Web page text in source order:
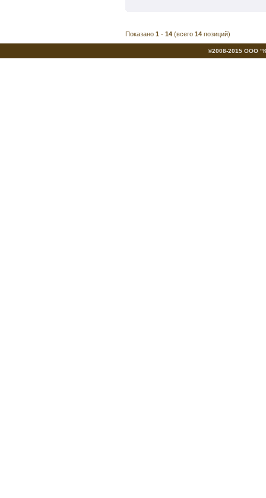
Показано 1 - 14 (всего 14 позиций)
©2008-2015 ООО